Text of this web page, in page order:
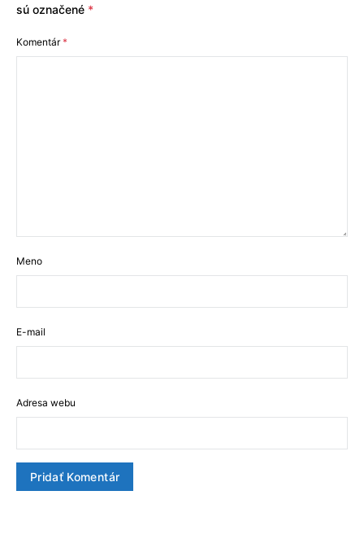
sú označené *
Komentár*
Meno
E-mail
Adresa webu